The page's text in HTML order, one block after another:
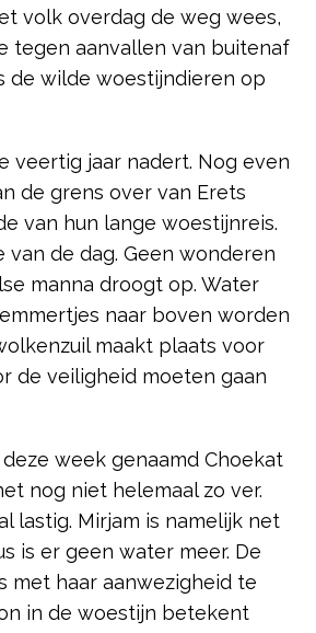
volk overdag de weg wees,
tegen aanvallen van buitenaf
de wilde woestijndieren op
veertig jaar nadert. Nog even
de grens over van Erets
van hun lange woestijnreis.
de dag. Geen wonderen
manna droogt op. Water
naar boven worden
maakt plaats voor
de veiligheid moeten gaan
week genaamd Choekat
nog niet helemaal zo ver.
lastig. Mirjam is namelijk net
is er geen water meer. De
met haar aanwezigheid te
in de woestijn betekent